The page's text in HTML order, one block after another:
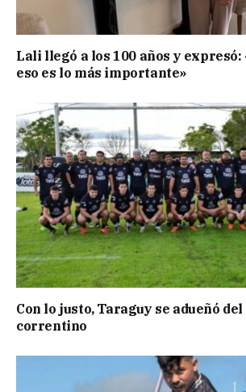
Lali llegó a los 100 años y expresó:
eso es lo más importante»
Con lo justo, Taraguy se adueñó
correntino